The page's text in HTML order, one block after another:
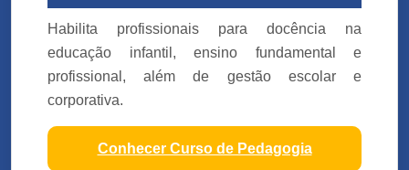
Habilita profissionais para docência na
educação infantil, ensino fundamental e
profissional, além de gestão escolar e
corporativa.
Conhecer Curso de Pedagogia